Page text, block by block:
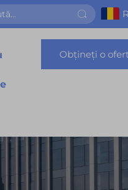
Obțineți o